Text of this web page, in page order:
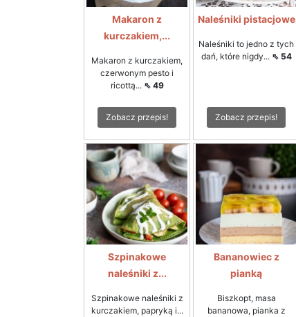
Makaron z
kurczakiem,...
Makaron z kurczakiem,
czerwonym pesto i
ricottą... ⇖ 49
Zobacz przepis!
Naleśniki pistacjowe
Naleśniki to jedno z tych
dań, które nigdy... ⇖ 54
Zobacz przepis!
Szpinakowe
naleśniki z...
Szpinakowe naleśniki z
kurczakiem, papryką i...
Bananowiec z
pianką
Biszkopt, masa
bananowa, pianka z